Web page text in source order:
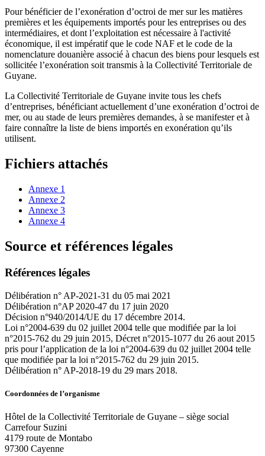
Pour bénéficier de l’exonération d’octroi de mer sur les matières
premières et les équipements importés pour les entreprises ou des
intermédiaires, et dont l’exploitation est nécessaire à l'activité
économique, il est impératif que le code NAF et le code de la
nomenclature douanière associé à chacun des biens pour lesquels est
sollicitée l’exonération soit transmis à la Collectivité Territoriale de
Guyane.
La Collectivité Territoriale de Guyane invite tous les chefs
d’entreprises, bénéficiant actuellement d’une exonération d’octroi de
mer, ou au stade de leurs premières demandes, à se manifester et à
faire connaître la liste de biens importés en exonération qu’ils
utilisent.
Fichiers attachés
Annexe 1
Annexe 2
Annexe 3
Annexe 4
Source et références légales
Références légales
Délibération n° AP-2021-31 du 05 mai 2021
Délibération n°AP 2020-47 du 17 juin 2020
Décision n°940/2014/UE du 17 décembre 2014.
Loi n°2004-639 du 02 juillet 2004 telle que modifiée par la loi
n°2015-762 du 29 juin 2015, Décret n°2015-1077 du 26 aout 2015
pris pour l’application de la loi n°2004-639 du 02 juillet 2004 telle
que modifiée par la loi n°2015-762 du 29 juin 2015.
Délibération n° AP-2018-19 du 29 mars 2018.
Coordonnées de l’organisme
Hôtel de la Collectivité Territoriale de Guyane – siège social
Carrefour Suzini
4179 route de Montabo
97300 Cayenne